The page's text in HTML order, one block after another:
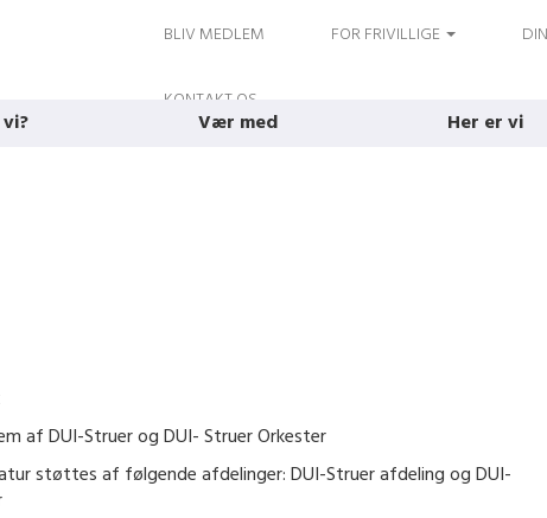
BLIV MEDLEM FOR FRIVILLIGE
KONTAKT OS
Vær med Her er vi
af DUI-Struer og DUI- Struer Orkester
støttes af følgende afdelinger: DUI-Struer afdeling og DUI-